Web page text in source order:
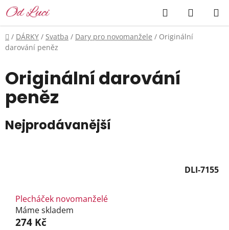
Přejít
na
obsah
Hledat
KOŠÍK
Domů
/ DÁRKY / Svatba / Dary pro novomanžele / Originální
darování peněz
Originální darování
peněz
Nejprodávanější
DLI-7155
Plecháček novomanželé
Máme skladem
274 Kč